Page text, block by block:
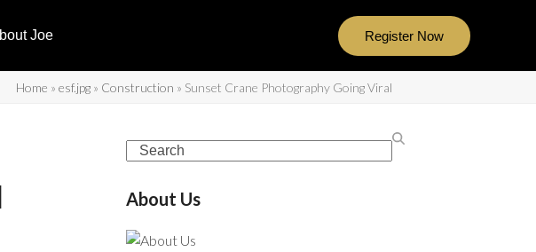
Joe Register Now
Home » esf.jpg » Construction » Sunset Crane Photography Going Viral
About Us